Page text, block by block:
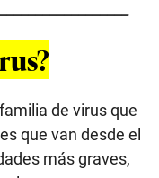
a personas
con estudios, el
al ser humano,
dromedario a la
que se conoce